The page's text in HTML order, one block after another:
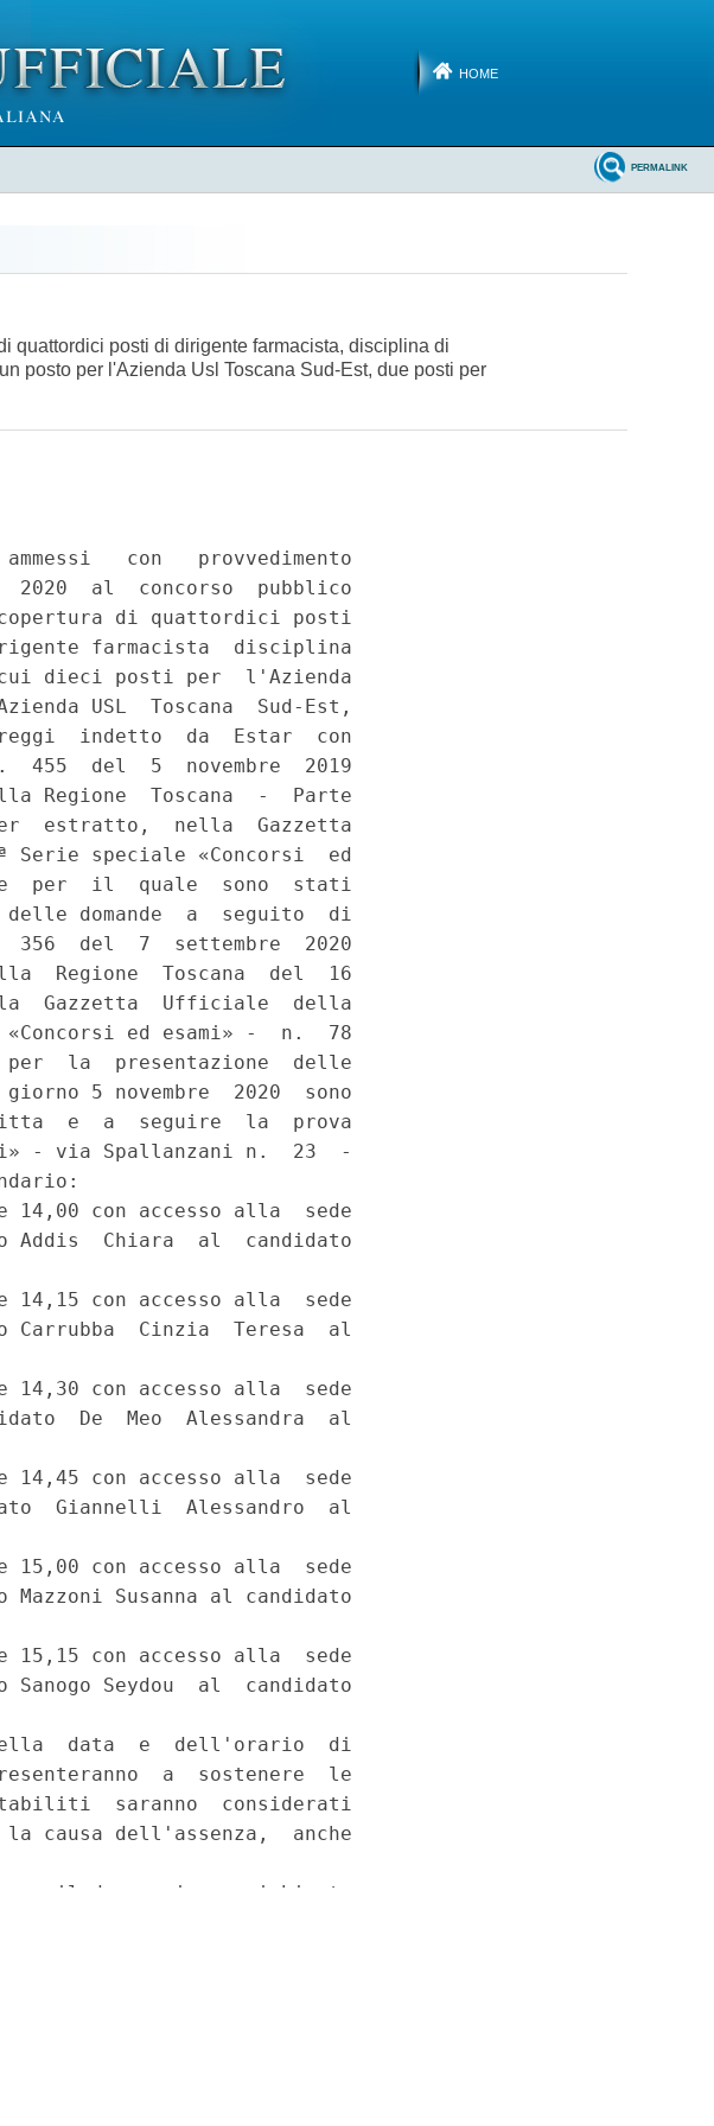
HOME
PERMALINK
quattordici posti di dirigente farmacista, disciplina di
posto per l'Azienda Usl Toscana Sud-Est, due posti per